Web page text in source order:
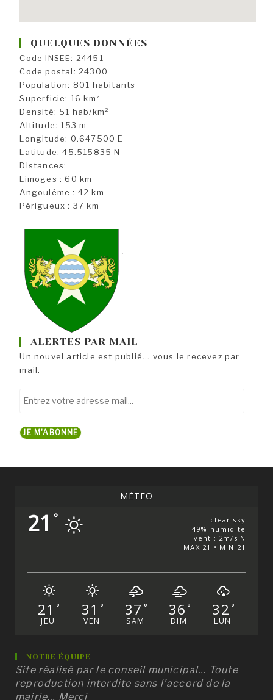
QUELQUES DONNÉES
Code INSEE: 24451
Code postal: 24300
Population: 801 habitants
Superficie: 16 km²
Densité: 51 hab/km²
Altitude: 153 m
Longitude: 0.647500 E
Latitude: 45.515835 N
Distances:
Limoges : 60 km
Angoulême : 42 km
Périgueux : 37 km
ALERTES PAR MAIL
Un nouvel article est publié... vous le recevez par
mail.
mail...
JE M'ABONNE
MÉTÉO
21 °
clear sky
49% humidité
vent : 2m/s N
MAX 21 • MIN 21
21 °
JEU
31 °
VEN
37 °
SAM
36 °
DIM
32 °
LUN
NOTRE ÉQUIPE
Site réalisé par le conseil municipal… Toute
reproduction interdite sans l’accord de la
mairie… Merci